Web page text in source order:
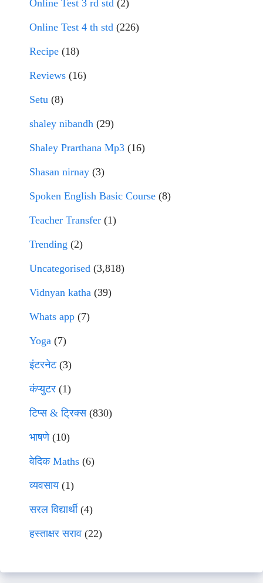
Online Test 3 rd std (2)
Online Test 4 th std (226)
Recipe (18)
Reviews (16)
Setu (8)
shaley nibandh (29)
Shaley Prarthana Mp3 (16)
Shasan nirnay (3)
Spoken English Basic Course (8)
Teacher Transfer (1)
Trending (2)
Uncategorised (3,818)
Vidnyan katha (39)
Whats app (7)
Yoga (7)
इंटरनेट(3)
कंप्युटर (1)
टिप्स & ट्रिक्स(830)
भाषणे(10)
वेदिक Maths (6)
व्यवसाय(1)
सरल विद्यार्थी(4)
हस्ताक्षर सराव (22)